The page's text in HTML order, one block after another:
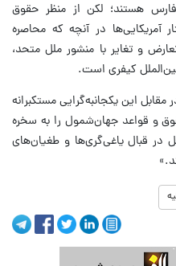
هستند؛ لکن از منظر حقوق
آمریکایی‌ها در آنچه که محاصره
و تغایر با منشور ملل متحد،
کیفری است.
مقابل این یکجانبه‌گرایی مستکبرانه
و قواعد جهان‌شمول را به سخره
قبال یاغی‌گری‌ها و طغیان‌های